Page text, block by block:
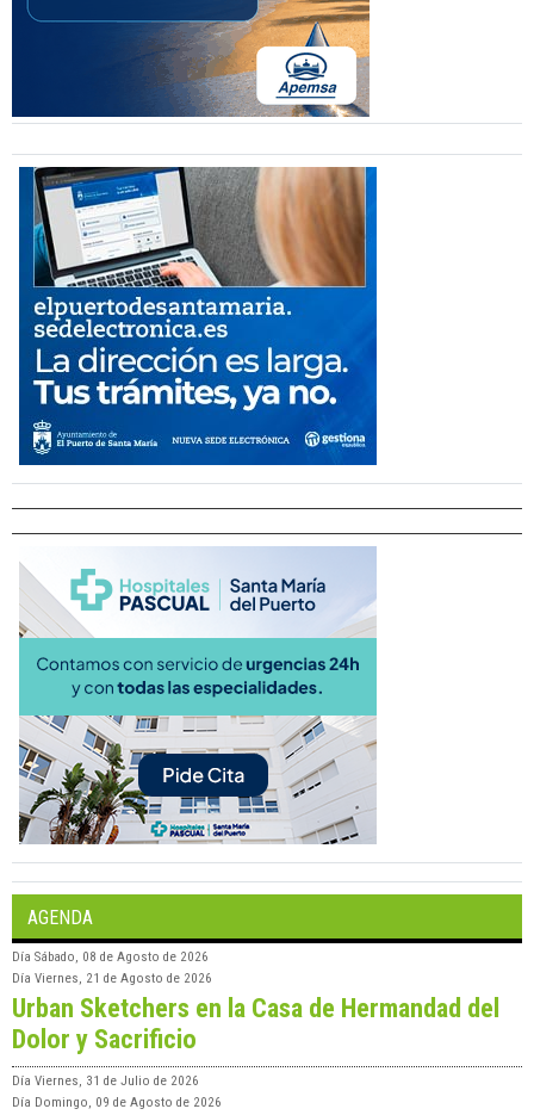
AGENDA
Día Sábado, 08 de Agosto de 2026
Día Viernes, 21 de Agosto de 2026
Urban Sketchers en la Casa de Hermandad del
Dolor y Sacrificio
Día Viernes, 31 de Julio de 2026
Día Domingo, 09 de Agosto de 2026